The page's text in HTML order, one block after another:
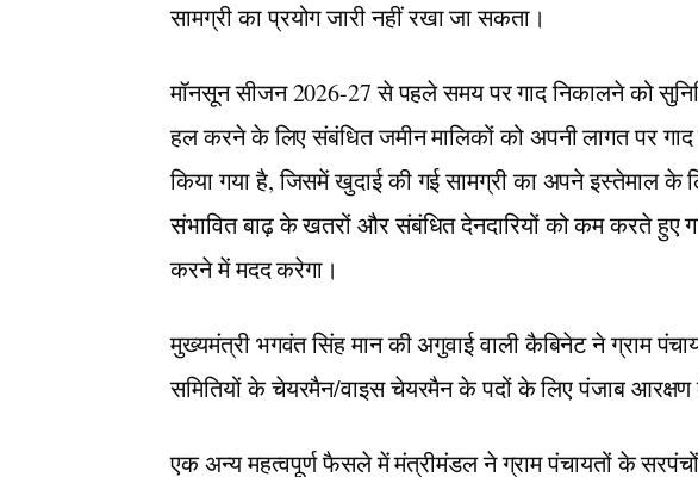
सामग्री का प्रयोग जारी नहीं रखा जा सकता।
मॉनसून सीजन 2026-27 से पहले समय पर गाद निकालने को
हल करने के लिए संबंधित जमीन मालिकों को अपनी लागत पर
किया गया है, जिसमें खुदाई की गई सामग्री का अपने इस्तेमाल के
संभावित बाढ़ के खतरों और संबंधित देनदारियों को कम करते हुए
करने में मदद करेगा।
मुख्यमंत्री भगवंत सिंह मान की अगुवाई वाली कैबिनेट ने ग्राम
समितियों के चेयरमैन/वाइस चेयरमैन के पदों के लिए पंजाब
एक अन्य महत्वपूर्ण फैसले में मंत्रीमंडल ने ग्राम पंचायतों के